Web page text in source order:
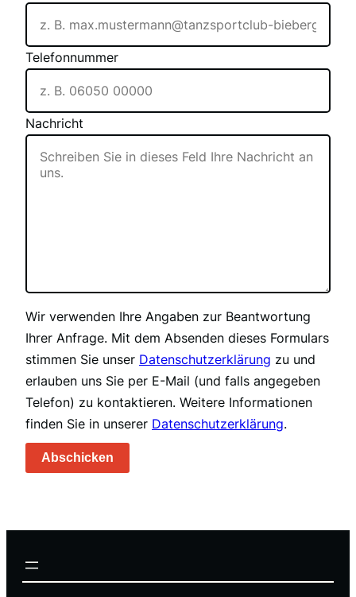
Telefonnummer
Nachricht
Wir verwenden Ihre Angaben zur Beantwortung
Ihrer Anfrage. Mit dem Absenden dieses Formulars
stimmen Sie unser Datenschutzerklärung zu und
erlauben uns Sie per E-Mail (und falls angegeben
Telefon) zu kontaktieren. Weitere Informationen
finden Sie in unserer Datenschutzerklärung.
Abschicken